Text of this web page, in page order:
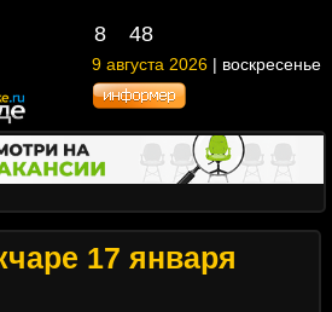
8 48
9 августа 2026 | воскресенье
17 января